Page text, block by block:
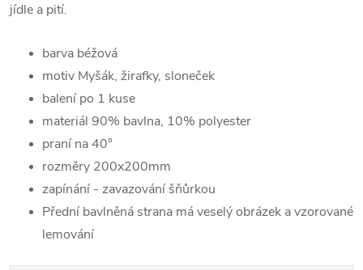
jídle a pití.
barva béžová
motiv Myšák, žirafky, sloneček
balení po 1 kuse
materiál 90% bavlna, 10% polyester
praní na 40°
rozměry 200x200mm
zapínání - zavazování šňůrkou
Přední bavlněná strana má veselý obrázek a vzorované
lemování